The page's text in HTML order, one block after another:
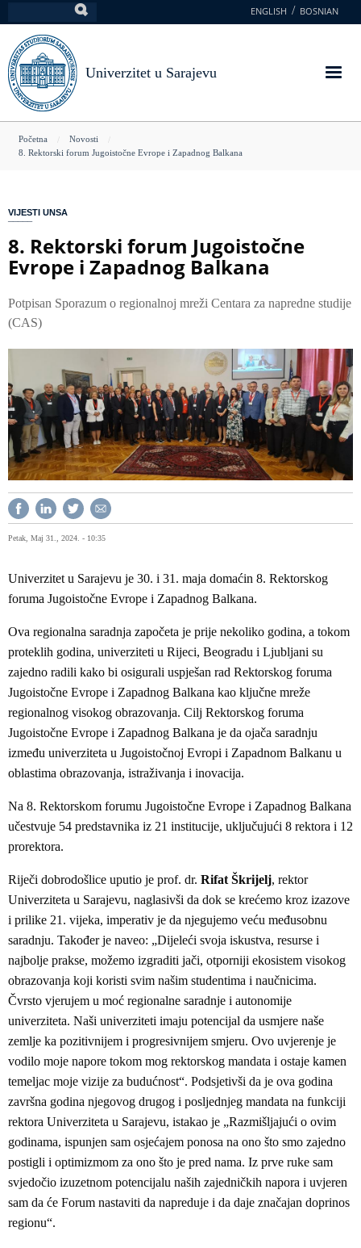
na
glavni
sadržaj
ENGLISH BOSNIAN
Univerzitet u Sarajevu
You
Početna
Novosti
8. Rektorski forum Jugoistočne Evrope i Zapadnog Balkana
VIJESTI UNSA
8. Rektorski forum Jugoistočne
Evrope i Zapadnog Balkana
Potpisan Sporazum o regionalnoj mreži Centara za napredne studije
(CAS)
Petak, Maj 31., 2024. - 10:35
Univerzitet u Sarajevu je 30. i 31. maja domaćin 8. Rektorskog
foruma Jugoistočne Evrope i Zapadnog Balkana.
Ova regionalna saradnja započeta je prije nekoliko godina, a tokom
proteklih godina, univerziteti u Rijeci, Beogradu i Ljubljani su
zajedno radili kako bi osigurali uspješan rad Rektorskog foruma
Jugoistočne Evrope i Zapadnog Balkana kao ključne mreže
regionalnog visokog obrazovanja. Cilj Rektorskog foruma
Jugoistočne Evrope i Zapadnog Balkana je da ojača saradnju
između univerziteta u Jugoistočnoj Evropi i Zapadnom Balkanu u
oblastima obrazovanja, istraživanja i inovacija.
Na 8. Rektorskom forumu Jugoistočne Evrope i Zapadnog Balkana
učestvuje 54 predstavnika iz 21 institucije, uključujući 8 rektora i 12
prorektora.
Riječi dobrodošlice uputio je prof. dr. Rifat Škrijelj, rektor
Univerziteta u Sarajevu, naglasivši da dok se krećemo kroz izazove
i prilike 21. vijeka, imperativ je da njegujemo veću međusobnu
saradnju. Također je naveo: „Dijeleći svoja iskustva, resurse i
najbolje prakse, možemo izgraditi jači, otporniji ekosistem visokog
obrazovanja koji koristi svim našim studentima i naučnicima.
Čvrsto vjerujem u moć regionalne saradnje i autonomije
univerziteta. Naši univerziteti imaju potencijal da usmjere naše
zemlje ka pozitivnijem i progresivnijem smjeru. Ovo uvjerenje je
vodilo moje napore tokom mog rektorskog mandata i ostaje kamen
temeljac moje vizije za budućnost“. Podsjetivši da je ova godina
završna godina njegovog drugog i posljednjeg mandata na funkciji
rektora Univerziteta u Sarajevu, istakao je „Razmišljajući o ovim
godinama, ispunjen sam osjećajem ponosa na ono što smo zajedno
postigli i optimizmom za ono što je pred nama. Iz prve ruke sam
svjedočio izuzetnom potencijalu naših zajedničkih napora i uvjeren
sam da će Forum nastaviti da napreduje i da daje značajan doprinos
regionu“.